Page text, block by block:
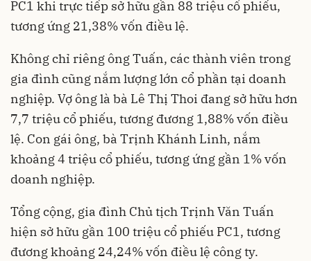
PC1 khi trực tiếp sở hữu gần 88 triệu cổ phiếu,
tương ứng 21,38% vốn điều lệ.
Không chỉ riêng ông Tuấn, các thành viên trong
gia đình cũng nắm lượng lớn cổ phần tại doanh
nghiệp. Vợ ông là bà Lê Thị Thoi đang sở hữu hơn
7,7 triệu cổ phiếu, tương đương 1,88% vốn điều
lệ. Con gái ông, bà Trịnh Khánh Linh, nắm
khoảng 4 triệu cổ phiếu, tương ứng gần 1% vốn
doanh nghiệp.
Tổng cộng, gia đình Chủ tịch Trịnh Văn Tuấn
hiện sở hữu gần 100 triệu cổ phiếu PC1, tương
đương khoảng 24,24% vốn điều lệ công ty.